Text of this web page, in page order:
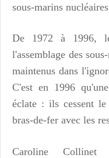
sous-marins
De 1972 à 1996,
l'assemblage des
maintenus dans
C'est en 1996
éclate : ils cessent
bras-de-fer avec les
Caroline Collinet